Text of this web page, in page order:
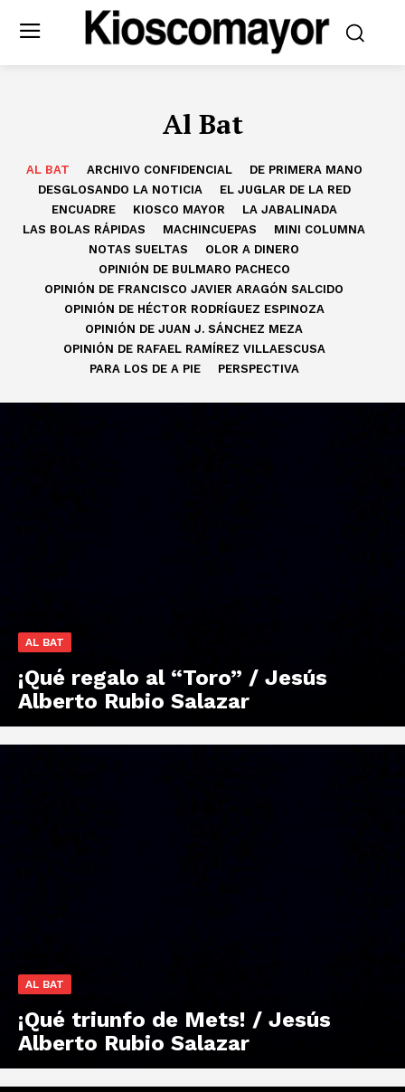
Al Bat
AL BAT ARCHIVO CONFIDENCIAL
DE PRIMERA MANO
DESGLOSANDO LA NOTICIA
EL JUGLAR DE LA RED
ENCUADRE
KIOSCO MAYOR
LA JABALINADA
LAS BOLAS RÁPIDAS
MACHINCUEPAS
MINI COLUMNA
NOTAS SUELTAS
OLOR A DINERO
OPINIÓN DE BULMARO PACHECO
OPINIÓN DE FRANCISCO JAVIER ARAGÓN SALCIDO
OPINIÓN DE HÉCTOR RODRÍGUEZ ESPINOZA
OPINIÓN DE JUAN J. SÁNCHEZ MEZA
OPINIÓN DE RAFAEL RAMÍREZ VILLAESCUSA
PARA LOS DE A PIE
PERSPECTIVA
AL BAT
¡Qué regalo al “Toro” / Jesús
Alberto Rubio Salazar
AL BAT
¡Qué triunfo de Mets! / Jesús
Alberto Rubio Salazar